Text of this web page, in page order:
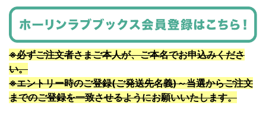
※必ずご注文者さまご本人が、ご本名でお申込みくださ
い。
※エントリー時のご登録(ご発送先名義)～当選からご注文
までのご登録を一致させるようにお願いいたします。